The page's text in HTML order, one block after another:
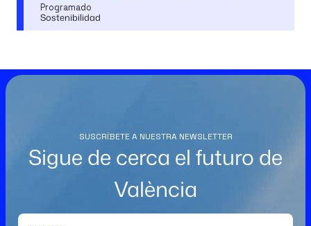
Programado
Sostenibilidad
SUSCRÍBETE A NUESTRA NEWSLETTER
Sigue de cerca el futuro de
València